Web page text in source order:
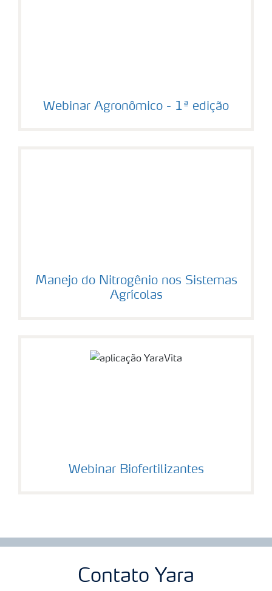
Webinar Agronômico - 1ª edição
Manejo do Nitrogênio nos Sistemas
Agrícolas
Webinar Biofertilizantes
Contato Yara